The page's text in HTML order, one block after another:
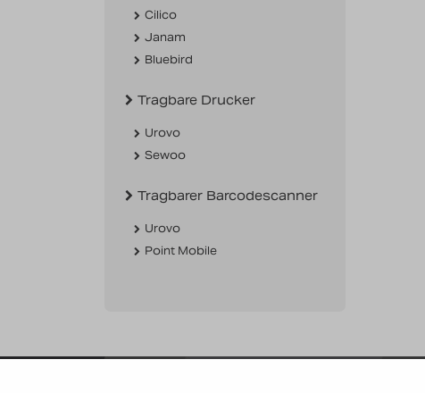
Cilico
Janam
Bluebird
Tragbare Drucker
Urovo
Sewoo
Tragbarer Barcodescanner
Urovo
Point Mobile